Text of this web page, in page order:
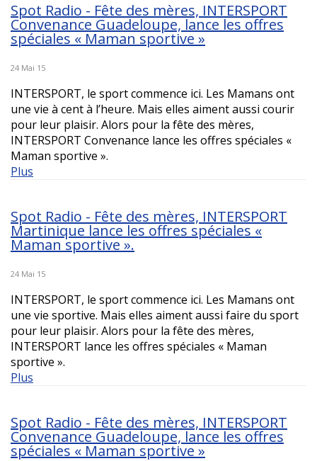
Spot Radio - Fête des mères, INTERSPORT
Convenance Guadeloupe, lance les offres
spéciales « Maman sportive »
24 Mai 15
INTERSPORT, le sport commence ici. Les Mamans ont
une vie à cent à l’heure. Mais elles aiment aussi courir
pour leur plaisir. Alors pour la fête des mères,
INTERSPORT Convenance lance les offres spéciales «
Maman sportive ».
Plus
Spot Radio - Fête des mères, INTERSPORT
Martinique lance les offres spéciales «
Maman sportive ».
24 Mai 15
INTERSPORT, le sport commence ici. Les Mamans ont
une vie sportive. Mais elles aiment aussi faire du sport
pour leur plaisir. Alors pour la fête des mères,
INTERSPORT lance les offres spéciales « Maman
sportive ».
Plus
Spot Radio - Fête des mères, INTERSPORT
Convenance Guadeloupe, lance les offres
spéciales « Maman sportive »